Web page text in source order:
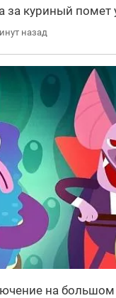
за куриный помет
назад
на большом